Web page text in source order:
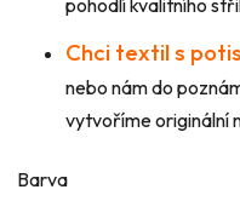
Chci textil s
nebo nám do
vytvoříme originální
Barva